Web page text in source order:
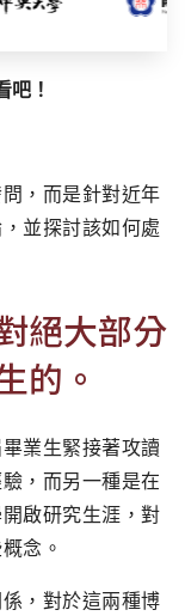
吧！
， 而是針對近年
並探討該如何處
絕大部分
的。
業生緊接著攻讀
， 而另一種是在
啟研究生涯， 對
念。
，對於這兩種博